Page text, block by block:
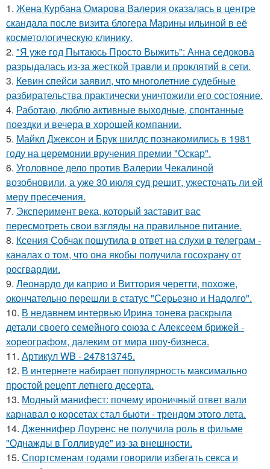
1. Жена Курбана Омарова Валерия оказалась в центре
скандала после визита блогера Марины ильиной в её
косметологическую клинику.
2. "Я уже год Пытаюсь Просто Выжить": Анна седокова
разрыдалась из-за жесткой травли и проклятий в сети.
3. Кевин спейси заявил, что многолетние судебные
разбирательства практически уничтожили его состояние.
4. Работаю, люблю активные выходные, спонтанные
поездки и вечера в хорошей компании.
5. Майкл Джексон и Брук шилдс познакомились в 1981
году на церемонии вручения премии "Оскар".
6. Уголовное дело против Валерии Чекалиной
возобновили, а уже 30 июля суд решит, ужесточать ли ей
меру пресечения.
7. Эксперимент века, который заставит вас
пересмотреть свои взгляды на правильное питание.
8. Ксения Собчак пошутила в ответ на слухи в телеграм -
каналах о том, что она якобы получила госохрану от
росгвардии.
9. Леонардо ди каприо и Виттория черетти, похоже,
окончательно перешли в статус "Серьезно и Надолго".
10. В недавнем интервью Ирина тонева раскрыла
детали своего семейного союза с Алексеем брижей -
хореографом, далеким от мира шоу-бизнеса.
11. Артикул WB - 247813745.
12. В интернете набирает популярность максимально
простой рецепт летнего десерта.
13. Модный манифест: почему ироничный ответ вали
карнавал о корсетах стал бьюти - трендом этого лета.
14. Дженнифер Лоуренс не получила роль в фильме
"Однажды в Голливуде" из-за внешности.
15. Спортсменам годами говорили избегать секса и